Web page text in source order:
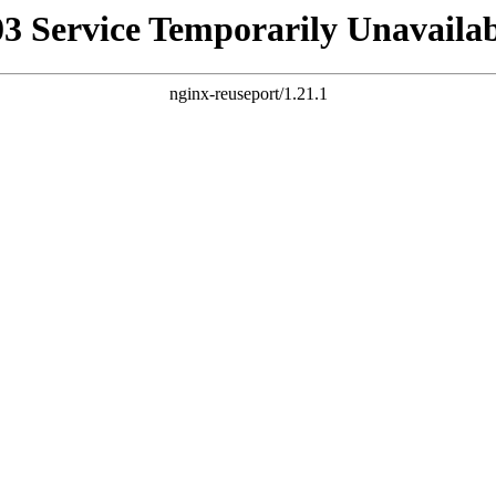
Service Temporarily
nginx-reuseport/1.21.1